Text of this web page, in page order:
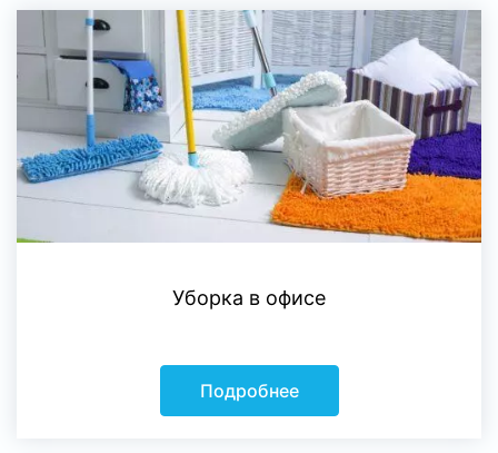
Уборка в офисе
Подробнее